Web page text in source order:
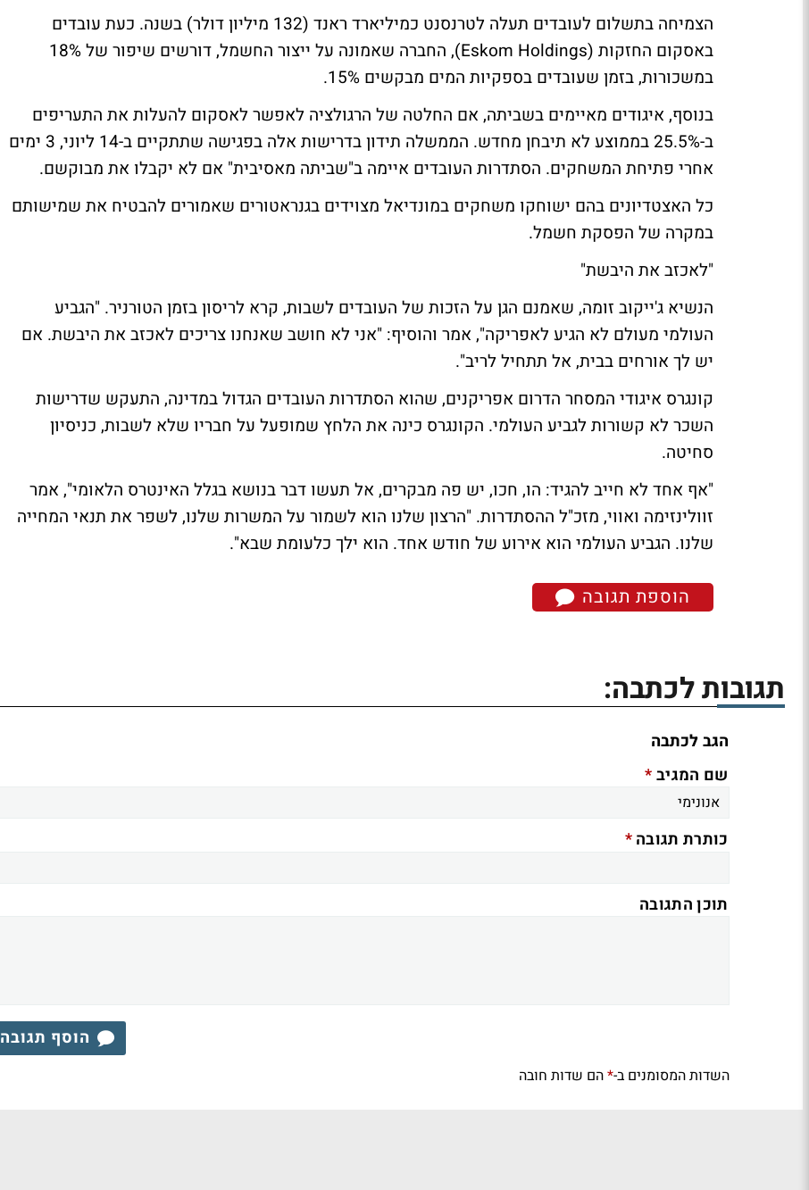
הצמיחה בתשלום לעובדים תעלה לטרנסנט כמיליארד ראנד (132 מיליון דולר) בשנה. כעת עובדים
באסקום החזקות (Eskom Holdings), החברה שאמונה על ייצור החשמל, דורשים שיפור של 18%
במשכורות, בזמן שעובדים בספקיות המים מבקשים 15%.
בנוסף, איגודים מאיימים בשביתה, אם החלטה של הרגולציה לאפשר לאסקום להעלות את התעריפים
ב-25.5% בממוצע לא תיבחן מחדש. הממשלה תידון בדרישות אלה בפגישה שתתקיים ב-14 ליוני, 3 ימים
אחרי פתיחת המשחקים. הסתדרות העובדים איימה ב"שביתה מאסיבית" אם לא יקבלו את מבוקשם.
כל האצטדיונים בהם ישוחקו משחקים במונדיאל מצוידים בגנראטורים שאמורים להבטיח את שמישותם
במקרה של הפסקת חשמל.
"לאכזב את היבשת"
הנשיא ג'ייקוב זומה, שאמנם הגן על הזכות של העובדים לשבות, קרא לריסון בזמן הטורניר. "הגביע
העולמי מעולם לא הגיע לאפריקה", אמר והוסיף: "אני לא חושב שאנחנו צריכים לאכזב את היבשת. אם
יש לך אורחים בבית, אל תתחיל לריב".
קונגרס איגודי המסחר הדרום אפריקנים, שהוא הסתדרות העובדים הגדול במדינה, התעקש שדרישות
השכר לא קשורות לגביע העולמי. הקונגרס כינה את הלחץ שמופעל על חבריו שלא לשבות, כניסיון
סחיטה.
"אף אחד לא חייב להגיד: הו, חכו, יש פה מבקרים, אל תעשו דבר בנושא בגלל האינטרס הלאומי", אמר
זוולינזימה ואווי, מזכ"ל ההסתדרות. "הרצון שלנו הוא לשמור על המשרות שלנו, לשפר את תנאי המחייה
שלנו. הגביע העולמי הוא אירוע של חודש אחד. הוא ילך כלעומת שבא".
הוספת תגובה
תגובות לכתבה:
הגב לכתבה
שם המגיב*
כותרת תגובה*
תוכן התגובה
הוסף תגובה
השדות המסומנים ב-*הם שדות חובה